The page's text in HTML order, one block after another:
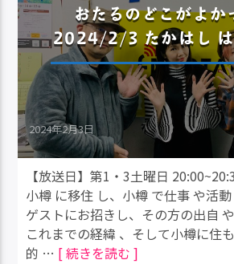
おたるのどこがよか
2024/2/3 たかはし は
2024年2月3日
【放送日】第1・3土曜日
小樽 に移住 し、小樽 で仕事 や活
ゲストにお招きし、その方の出自
これまでの経緯 、そして小樽に住
的 … [ 続きを読む ]